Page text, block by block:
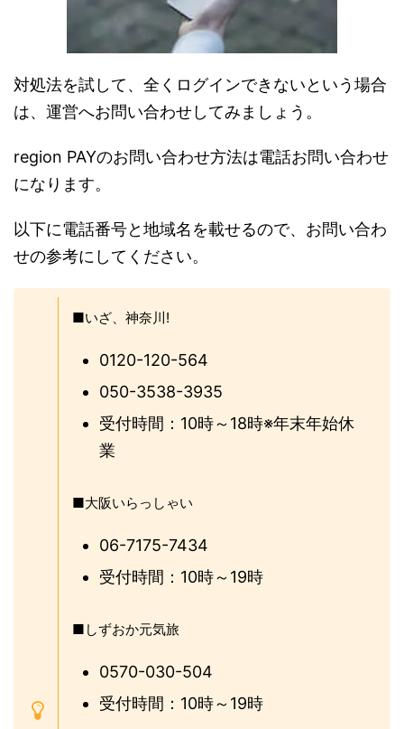
対処法を試して、全くログインできないという場合
は、運営へお問い合わせしてみましょう。
region PAYのお問い合わせ方法は電話お問い合わせ
になります。
以下に電話番号と地域名を載せるので、お問い合わ
せの参考にしてください。
■いざ、神奈川!
0120-120-564
050-3538-3935
受付時間：10時～18時※年末年始休
業
■大阪いらっしゃい
06-7175-7434
受付時間：10時～19時
■しずおか元気旅
0570-030-504
受付時間：10時～19時